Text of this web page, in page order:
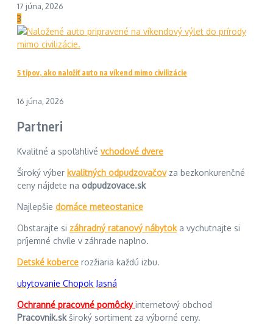
17 júna, 2026
3
5 tipov, ako naložiť auto na víkend mimo civilizácie
16 júna, 2026
Partneri
Kvalitné a spoľahlivé vchodové dvere
Široký výber kvalitných odpudzovačovza bezkonkurenčné
ceny nájdete na odpudzovace.sk
Najlepšie domáce meteostanice
Obstarajte si záhradný ratanový nábytoka vychutnajte si
príjemné chvíle v záhrade naplno.
Detské koberce rozžiaria každú izbu.
ubytovanie Chopok Jasná
Ochranné pracovné pomôckyinternetový obchod
Pracovnik.skširoký sortiment za výborné ceny.